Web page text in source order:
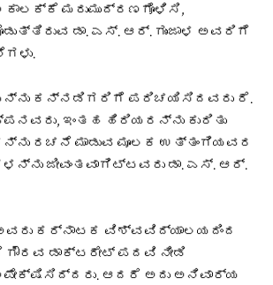
ಮರುಮುದ್ರಣಗೊಳಿಸಿ,
ಡಾ. ಎಸ್. ಆರ್. ಗುಂಜಾಳ ಅವರಿಗೆ
ಕನ್ನಡಿಗರಿಗೆ ಪರಿಚಯಿಸಿದವರು ರೆ.
ಇಂತಹ ಹಿರಿಯರನ್ನು ಕುರಿತು
ರಚನೆ ಮಾಡುವ ಮೂಲಕ ಉತ್ತಂಗಿಯವರ
ಜೀವಂತವಾಗಿಟ್ಟವರು ಡಾ. ಎಸ್. ಆರ್.
ಅವರು ಕರ್ನಾಟಕ ವಿಶ್ವವಿದ್ಯಾಲಯದಿಂದ
ಡಾಕ್ಟರೇಟ್ ಪದವಿ ನೀಡಿ
ಆದರೆ ಅದು ಅನಿವಾರ್ಯ